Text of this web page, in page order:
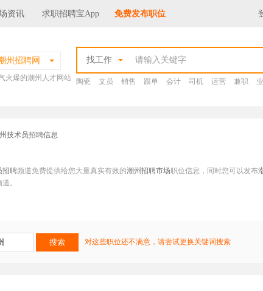
资讯 求职招聘宝App 免费发布职位
州招聘网
火爆的潮州人才网站
找工作
陶瓷 文员 销售 跟单 会计 司机 运营 兼职
技术员招聘信息
招聘频道免费提供给您大量真实有效的潮州招聘市场职位信息，同时您可以发布
。
对这些职位还不满意，请尝试更换关键词搜索